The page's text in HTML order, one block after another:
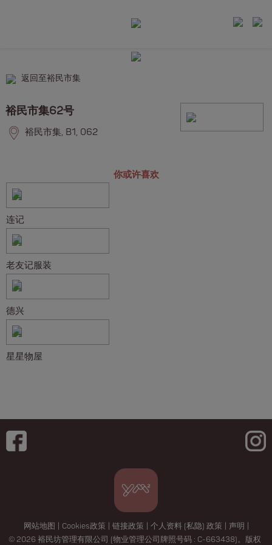
返回至裕民市集
裕民市集62号
裕民市集, B1, 062
你或许喜欢
连记
老友记服装
德兴
星星物屋
网站地图 Cookies政策 链接政策 个人资料 (私隐) 政策 声明
© 2026 裕民坊管理有限公司 (物业管理公司牌照号码 : C-663438)。版权